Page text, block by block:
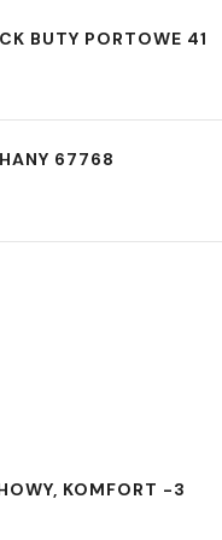
BUTY PORTOWE 41
67768
KOMFORT -3